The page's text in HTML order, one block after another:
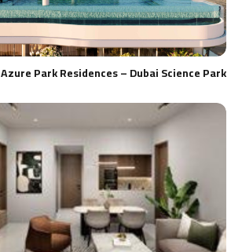
Azure Park Residences – Dubai Science Park